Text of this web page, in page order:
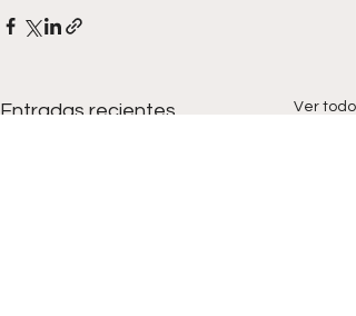
Entradas recientes Ver todo